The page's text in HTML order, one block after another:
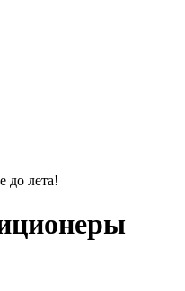
до лета!